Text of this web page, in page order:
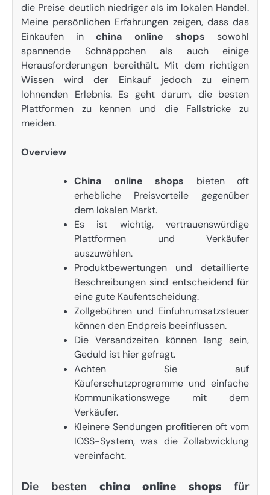
die Preise deutlich niedriger als im lokalen Handel.
Meine persönlichen Erfahrungen zeigen, dass das
Einkaufen inchina online shops sowohl
spannende Schnäppchen als auch einige
Herausforderungen bereithält. Mit dem richtigen
Wissen wird der Einkauf jedoch zu einem
lohnenden Erlebnis. Es geht darum, die besten
Plattformen zu kennen und die Fallstricke zu
meiden.
Overview
China online shops bieten oft
erhebliche Preisvorteile gegenüber
dem lokalen Markt.
Es ist wichtig, vertrauenswürdige
Plattformen und Verkäufer
auszuwählen.
Produktbewertungen und detaillierte
Beschreibungen sind entscheidend für
eine gute Kaufentscheidung.
Zollgebühren und Einfuhrumsatzsteuer
können den Endpreis beeinflussen.
Die Versandzeiten können lang sein,
Geduld ist hier gefragt.
Achten Sie auf
Käuferschutzprogramme und einfache
Kommunikationswege mit dem
Verkäufer.
Kleinere Sendungen profitieren oft vom
IOSS-System, was die Zollabwicklung
vereinfacht.
Die besten china online shops für